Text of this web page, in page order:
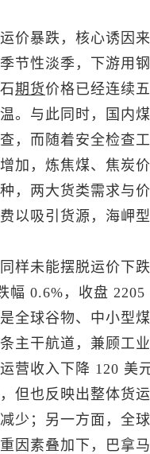
价暴跌，核心诱因
节性淡季，下游用
期货价格已经连续
。与此同时，国内
，而随着安全检查
加，炼焦煤、焦炭
，两大货类需求与
以吸引货源，海岬
样未能摆脱运价下
幅 0.6%，收盘
全球谷物、中小型
主干航道，兼顾工
营收入下降 120 美
但也反映出整体货
少；另一方面，全
因素叠加下，巴拿